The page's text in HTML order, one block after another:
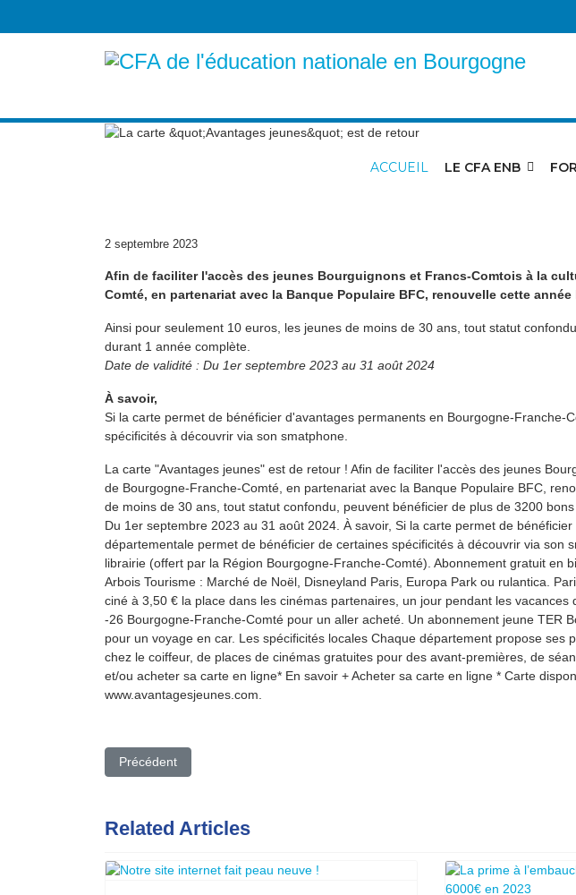
ACCUEIL LE CFA ENB
2 septembre 2023
Afin de faciliter l'accès des jeunes Bourguignons et Francs-Comtois à la
Comté, en partenariat avec la Banque Populaire BFC, renouvelle cette
Ainsi pour seulement 10 euros, les jeunes de moins de 30 ans, tout statut
durant 1 année complète.
Date de validité : Du 1er septembre 2023 au 31 août 2024
À savoir,
Si la carte permet de bénéficier d'avantages permanents en Bourgogne-
spécificités à découvrir via son smatphone.
La carte "Avantages jeunes" est de retour ! Afin de faciliter l'accès des jeunes
de Bourgogne-Franche-Comté, en partenariat avec la Banque Populaire BFC,
de moins de 30 ans, tout statut confondu, peuvent bénéficier de plus de 3200
Du 1er septembre 2023 au 31 août 2024. À savoir, Si la carte permet de
départementale permet de bénéficier de certaines spécificités à découvrir via
librairie (offert par la Région Bourgogne-Franche-Comté). Abonnement gratuit
Arbois Tourisme : Marché de Noël, Disneyland Paris, Europa Park ou rulantica.
ciné à 3,50 € la place dans les cinémas partenaires, un jour pendant les
-26 Bourgogne-Franche-Comté pour un aller acheté. Un abonnement jeune TER
pour un voyage en car. Les spécificités locales Chaque département propose
chez le coiffeur, de places de cinémas gratuites pour des avant-premières, de
et/ou acheter sa carte en ligne* En savoir + Acheter sa carte en ligne * Carte
www.avantagesjeunes.com.
Article précédent : Notre site internet fait peau neuve !
Précédent
Related Articles